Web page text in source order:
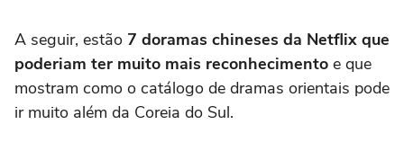
A seguir, estão 7 doramas chineses da Netflix que
poderiam ter muito mais reconhecimento e que
mostram como o catálogo de dramas orientais pode
ir muito além da Coreia do Sul.